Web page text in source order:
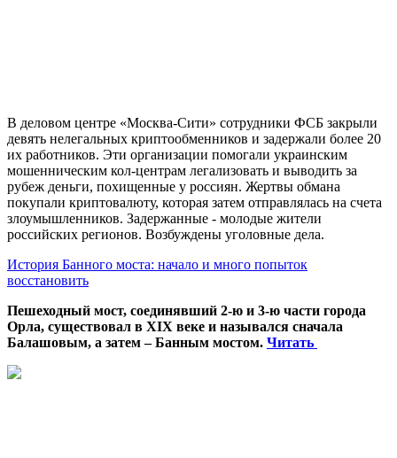
В деловом центре «Москва-Сити» сотрудники ФСБ закрыли
девять нелегальных криптообменников и задержали более 20
их работников. Эти организации помогали украинским
мошенническим кол-центрам легализовать и выводить за
рубеж деньги, похищенные у россиян. Жертвы обмана
покупали криптовалюту, которая затем отправлялась на счета
злоумышленников. Задержанные - молодые жители
российских регионов. Возбуждены уголовные дела.
История Банного моста: начало и много попыток
восстановить
Пешеходный мост, соединявший 2-ю и 3-ю части города
Орла, существовал в XIX веке и назывался сначала
Балашовым, а затем – Банным мостом. Читать